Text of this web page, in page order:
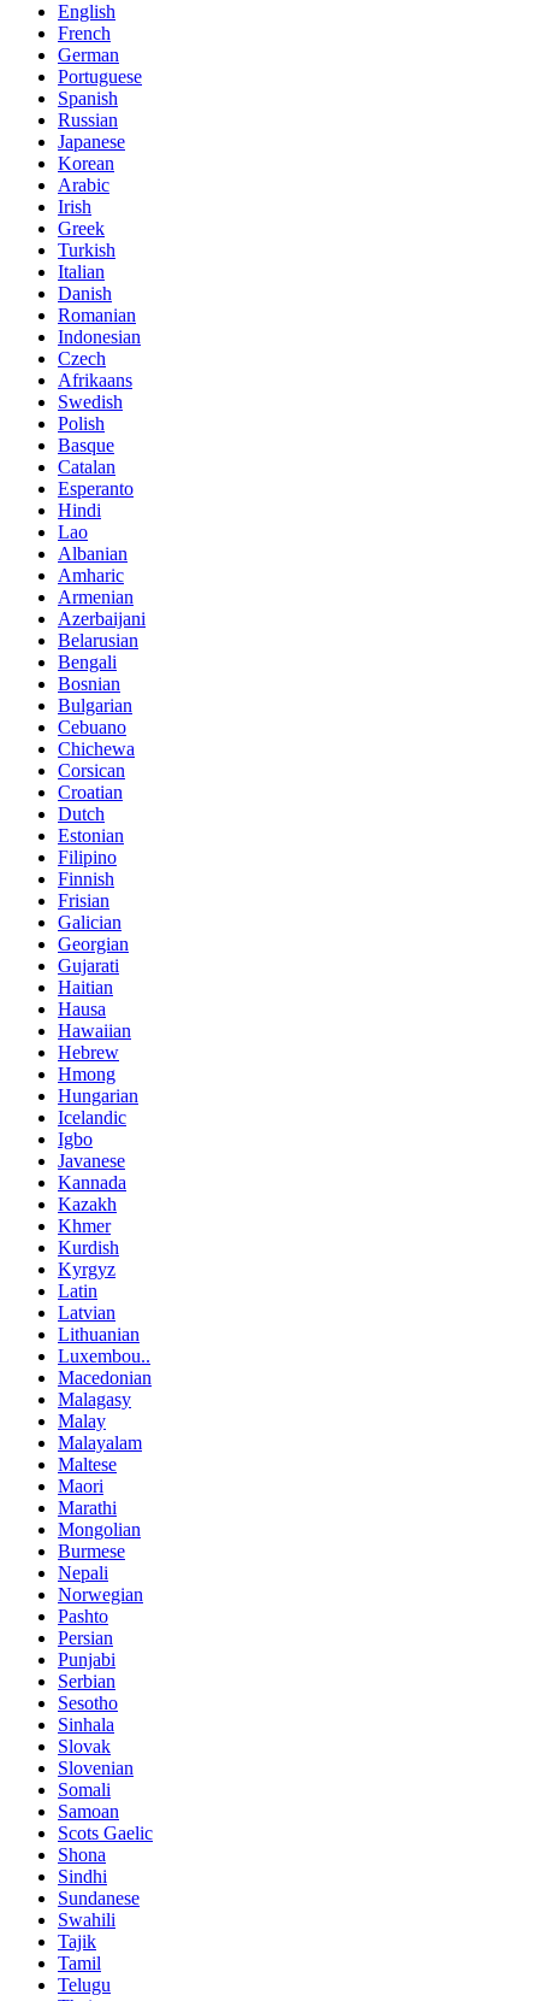
English
French
German
Portuguese
Spanish
Russian
Japanese
Korean
Arabic
Irish
Greek
Turkish
Italian
Danish
Romanian
Indonesian
Czech
Afrikaans
Swedish
Polish
Basque
Catalan
Esperanto
Hindi
Lao
Albanian
Amharic
Armenian
Azerbaijani
Belarusian
Bengali
Bosnian
Bulgarian
Cebuano
Chichewa
Corsican
Croatian
Dutch
Estonian
Filipino
Finnish
Frisian
Galician
Georgian
Gujarati
Haitian
Hausa
Hawaiian
Hebrew
Hmong
Hungarian
Icelandic
Igbo
Javanese
Kannada
Kazakh
Khmer
Kurdish
Kyrgyz
Latin
Latvian
Lithuanian
Luxembou..
Macedonian
Malagasy
Malay
Malayalam
Maltese
Maori
Marathi
Mongolian
Burmese
Nepali
Norwegian
Pashto
Persian
Punjabi
Serbian
Sesotho
Sinhala
Slovak
Slovenian
Somali
Samoan
Scots Gaelic
Shona
Sindhi
Sundanese
Swahili
Tajik
Tamil
Telugu